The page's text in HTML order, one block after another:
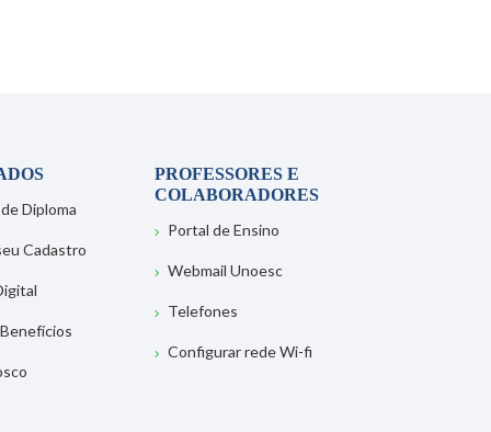
Diploma
Cadastro
PROFESSORES E
COLABORADORES
Portal de Ensino
Webmail Unoesc
Telefones
Configurar rede Wi-fi